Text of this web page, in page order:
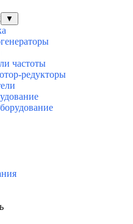
▼
частоты
редукторы